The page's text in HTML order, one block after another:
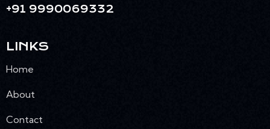
+91 9990069332
LINKS
Home
About
Contact